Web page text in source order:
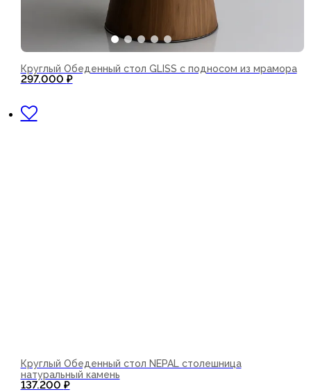
Круглый Обеденный стол GLISS с подносом из мрамора
297.000 ₽
Круглый Обеденный стол NEPAL столешница
натуральный камень
137.200 ₽